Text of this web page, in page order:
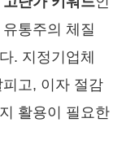
통주의 체질
. 지정기업체
고, 이자 절감
활용이 필요한